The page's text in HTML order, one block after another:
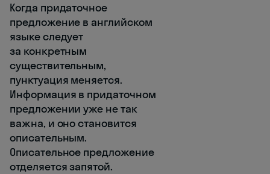
Когда придаточное
предложение в английском
языке следует
за конкретным
существительным,
пунктуация меняется.
Информация в придаточном
предложении уже не так
важна, и оно становится
описательным.
Описательное предложение
отделяется запятой.